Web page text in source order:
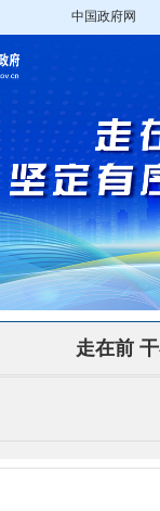
中国政府网
走在前